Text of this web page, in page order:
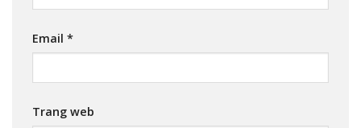
Email *
Trang web